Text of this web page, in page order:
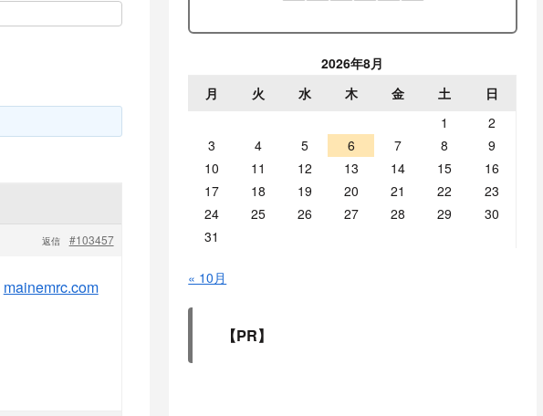
#103457
返信
mainemrc.com
2026年8月
月
火 水 木 金 土
日
1
2
3
4 5 6 7 8
9
10
11 12 13 14 15
16
17
18 19 20 21 22
23
24
25 26 27 28 29
30
31
« 10月
【PR】